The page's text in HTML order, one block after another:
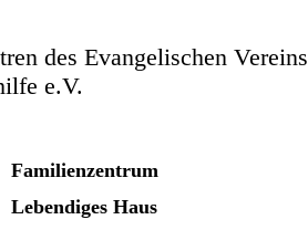
des Evangelischen Vereins
e.V.
Familienzentrum
Lebendiges Haus